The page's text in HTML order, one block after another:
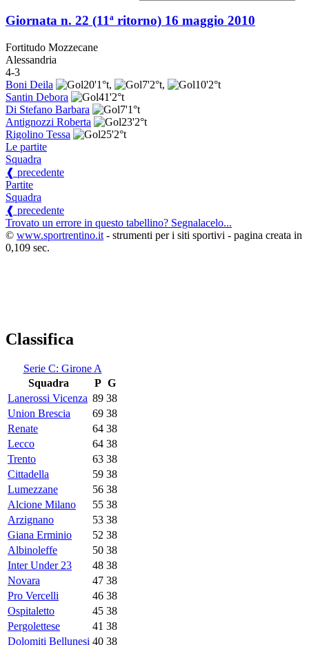
Giornata n. 22 (11ª ritorno) 16 maggio 2010
Fortitudo Mozzecane
Alessandria
4-3
Boni Deila
20'1°t, 7'2°t, 10'2°t
Santin Debora
41'2°t
Di Stefano Barbara
7'1°t
Antignozzi Roberta
23'2°t
Rigolino Tessa
25'2°t
Le partite
Squadra
❰ precedente
Partite
Squadra
❰ precedente
Trovato un errore in questo tabellino? Segnalacelo...
© www.sportrentino.it - strumenti per i siti sportivi - pagina creata in
0,109 sec.
Classifica
Serie C: Girone A
Squadra
P G
Lanerossi Vicenza 89 38
Union Brescia
69 38
Renate
64 38
Lecco
64 38
Trento
63 38
Cittadella
59 38
Lumezzane
56 38
Alcione Milano
55 38
Arzignano
53 38
Giana Erminio
52 38
Albinoleffe
50 38
Inter Under 23
48 38
Novara
47 38
Pro Vercelli
46 38
Ospitaletto
45 38
Pergolettese
41 38
Dolomiti Bellunesi 40 38